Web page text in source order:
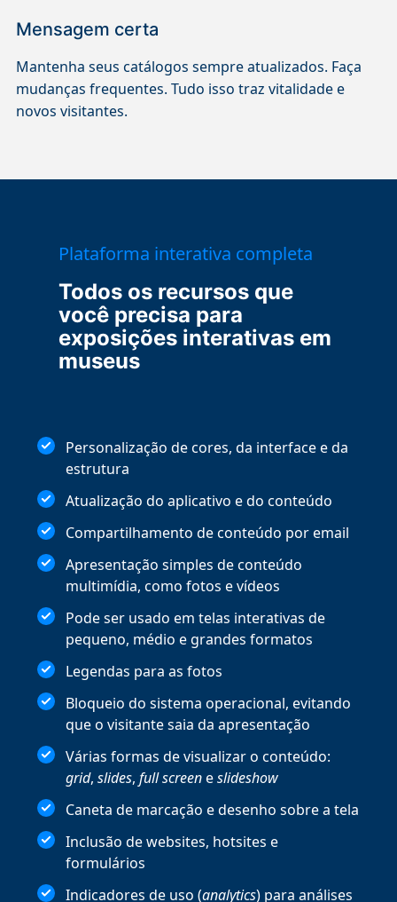
Mensagem certa
Mantenha seus catálogos sempre atualizados. Faça
mudanças frequentes. Tudo isso traz vitalidade e
novos visitantes.
Plataforma interativa completa
Todos os recursos que
você precisa para
exposições interativas em
museus
Personalização de cores, da interface e da
estrutura
Atualização do aplicativo e do conteúdo
Compartilhamento de conteúdo por email
Apresentação simples de conteúdo
multimídia, como fotos e vídeos
Pode ser usado em telas interativas de
pequeno, médio e grandes formatos
Legendas para as fotos
Bloqueio do sistema operacional, evitando
que o visitante saia da apresentação
Várias formas de visualizar o conteúdo:
grid, slides, full screeneslideshow
Caneta de marcação e desenho sobre a tela
Inclusão de websites, hotsites e
formulários
Indicadores de uso (analytics) para análises